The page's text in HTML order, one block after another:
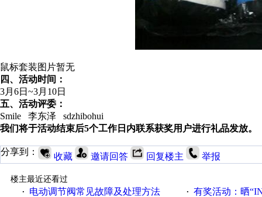
鼠标套装图片暂无
四、活动时间：
3月6日~3月10日
五、活动评委：
Smile 李东泽 sdzhibohui
我们将于活动结束后5个工作日内联系获奖用户进行礼品发放。
分享到： 收藏 邀请回答 回复楼主 举报
楼主最近还看过
·
电动调节阀常见故障及处理方法 · 有奖活动：晒